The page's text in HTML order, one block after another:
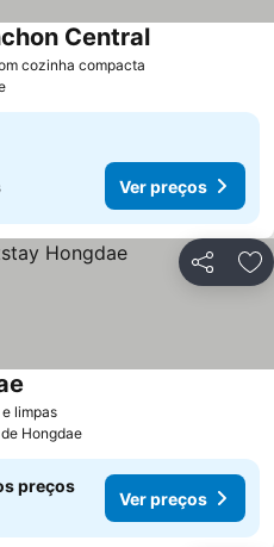
cozinha compacta
CentralVer preços
Ver preços
Partilhar
limpasVer preços
Hongdae
preços
Ver preços